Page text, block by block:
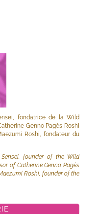
fondatrice de la Wild
Genno Pagès Roshi
Roshi, fondateur du
founder of the Wild
of Catherine Genno Pagès
Roshi, founder of the